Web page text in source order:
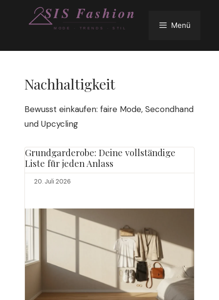
Menü
Nachhaltigkeit
Bewusst einkaufen: faire Mode, Secondhand
und Upcycling
Grundgarderobe: Deine vollständige
Liste für jeden Anlass
20. Juli 2026